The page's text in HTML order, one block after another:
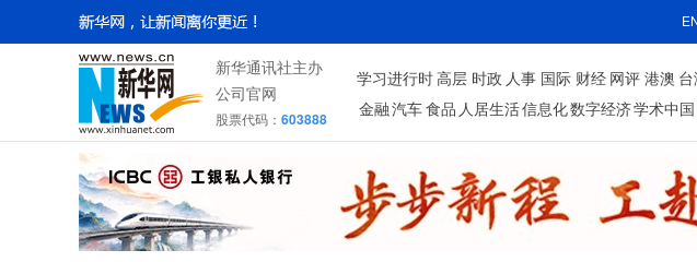
新华通讯社主办
公司官网
股票代码： 603888
学习进行时 高层 时政 人事 国际 财经 网评 港澳 台
金融 汽车 食品 人居生活信息化数字经济学术中国